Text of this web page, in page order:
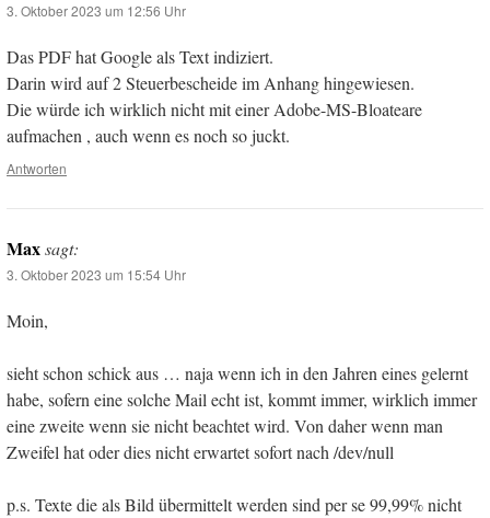
3. Oktober 2023 um 12:56 Uhr
Das PDF hat Google als Text indiziert.
Darin wird auf 2 Steuerbescheide im Anhang hingewiesen.
Die würde ich wirklich nicht mit einer Adobe-MS-Bloateare
aufmachen , auch wenn es noch so juckt.
Antworten
Maxsagt:
3. Oktober 2023 um 15:54 Uhr
Moin,
sieht schon schick aus … naja wenn ich in den Jahren eines gelernt
habe, sofern eine solche Mail echt ist, kommt immer, wirklich immer
eine zweite wenn sie nicht beachtet wird. Von daher wenn man
Zweifel hat oder dies nicht erwartet sofort nach /dev/null
p.s. Texte die als Bild übermittelt werden sind per se 99,99% nicht